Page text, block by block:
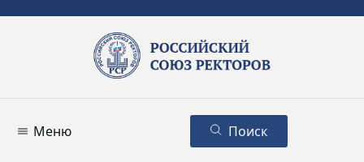
Меню Поиск